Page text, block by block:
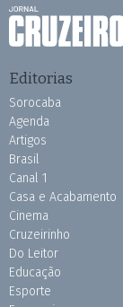
Editorias
Sorocaba
Agenda
Artigos
Brasil
Canal 1
Casa e Acabamento
Cinema
Cruzeirinho
Do Leitor
Educação
Esporte